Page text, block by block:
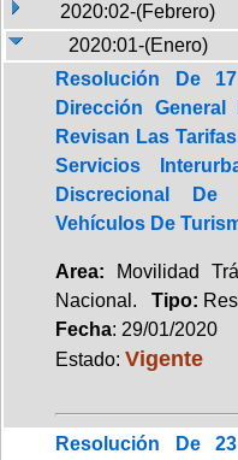
2020:02-(Febrero)
2020:01-(Enero)
Resolución De
Dirección
Revisan Las
Servicios
Discrecional
Vehículos De
Area: Movilidad
Nacional. Tipo:
Fecha: 29/01/2020
Estado: Vigente
Resolución De